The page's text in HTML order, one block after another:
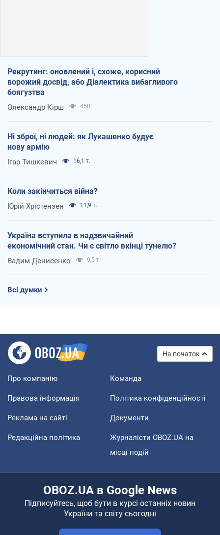
Рекрутинг: оновлений і, схоже, корисний
ворожий досвід, або Діалектика вибагливого
боягузтва
Олександр Кірш 450
Ні зброї, ні людей: як Лукашенко будує
нову армію
Ігар Тишкевич 16,1 т.
Коли закінчиться війна?
Юрій Хрістензен 11,9 т.
Україна вступила в надзвичайний
економічний стан. Чи є світло вкінці тунелю?
Вадим Денисенко 9,5 т.
Всі думки
На початок
Про компанію Команда
Правова інформація Політика конфіденційності
Реклама на сайті Документи
Редакційна політика
Журналісти OBOZ.UA на
місці подій
OBOZ.UA в Google News
Підписуйтесь, щоб бути в курсі останніх новин
України та світу сьогодні